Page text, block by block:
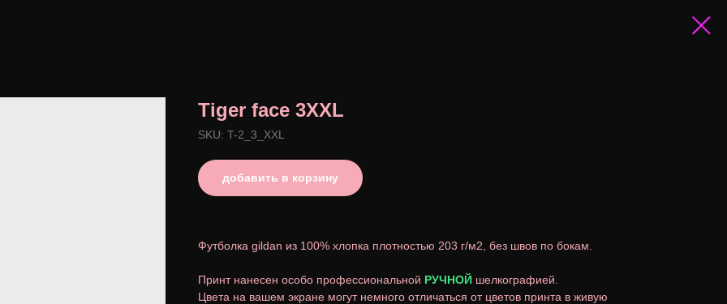
Tiger face 3XXL
SKU: T-2_3_XXL
добавить в корзину
Футболка gildan из 100% хлопка плотностью 203 г/м2, без швов по бокам.
Принт нанесен особо профессиональной РУЧНОЙ шелкографией.
Цвета на вашем экране могут немного отличаться от цветов принта в живую